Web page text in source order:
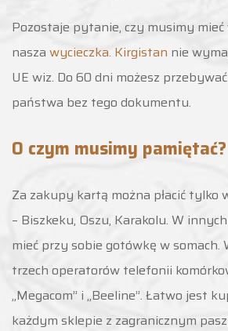
Pozostaje pytanie, czy musimy mieć
nasza wycieczka. Kirgistan nie
UE wiz. Do 60 dni możesz
państwa bez tego dokumentu.
O czym musimy pamiętać?
Za zakupy kartą można płacić tylko
– Biszkeku, Oszu, Karakolu. W
mieć przy sobie gotówkę w somach.
trzech operatorów telefonii
„Megacom” i „Beeline”. Łatwo jest
każdym sklepie z zagranicznym